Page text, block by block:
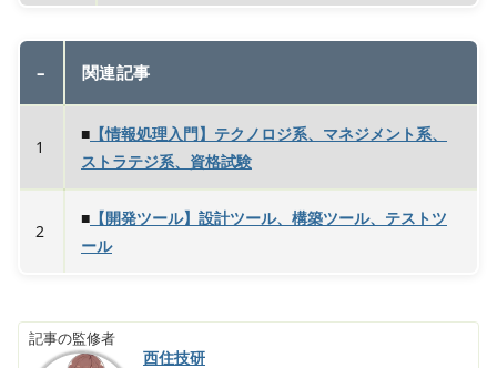
– 関連記事
1
■ 【情報処理入門】テクノロジ系、マネジメント系、
ストラテジ系、資格試験
2
■ 【開発ツール】設計ツール、構築ツール、テストツ
ール
記事の監修者
西住技研